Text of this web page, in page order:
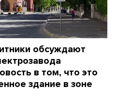
обсуждают
в том, что это
здание в зоне